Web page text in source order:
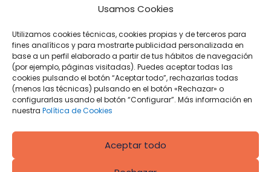
Usamos Cookies
Utilizamos cookies técnicas, cookies propias y de terceros para
fines analíticos y para mostrarte publicidad personalizada en
base a un perfil elaborado a partir de tus hábitos de navegación
(por ejemplo, páginas visitadas). Puedes aceptar todas las
cookies pulsando el botón “Aceptar todo”, rechazarlas todas
(menos las técnicas) pulsando en el botón «Rechazar» o
configurarlas usando el botón “Configurar”. Más información en
nuestra Política de Cookies
Aceptar todo
Aviso Legal
Política de Privacidad
Condiciones Generales de Contratación
Política de Cookies
Derecho de desistimiento